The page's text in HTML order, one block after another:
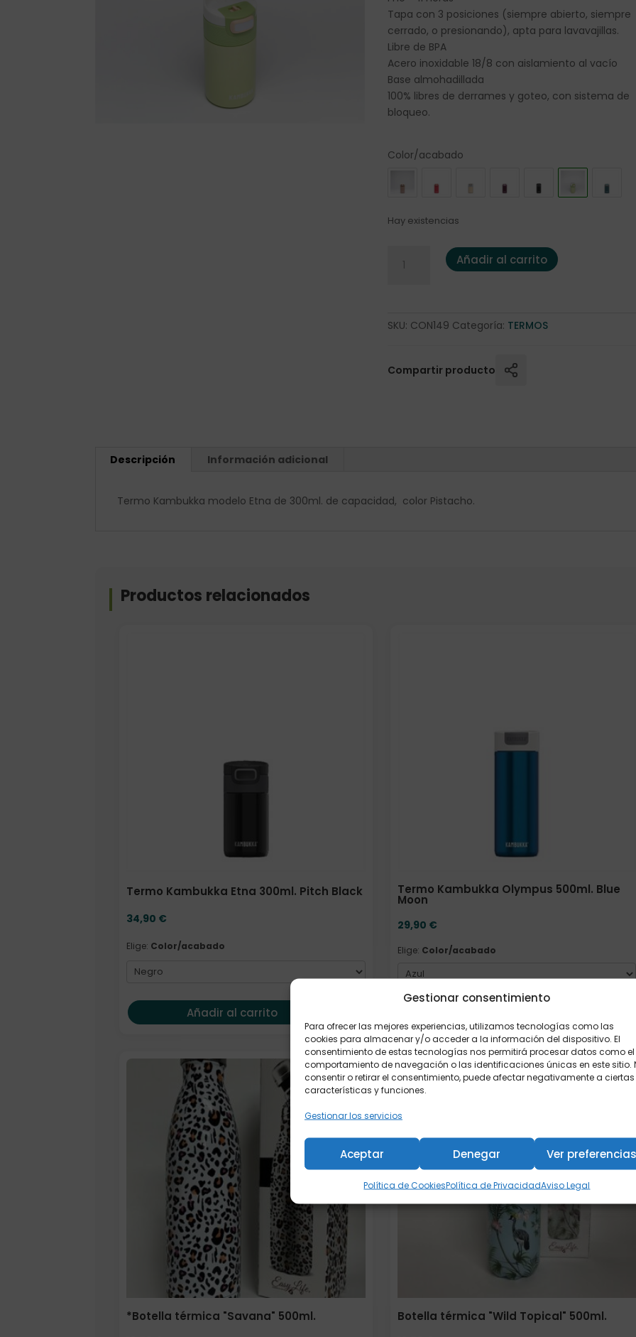
Gestionar consentimiento
Para ofrecer las mejores experiencias, utilizamos tecnologías como las
cookies para almacenar y/o acceder a la información del dispositivo. El
consentimiento de estas tecnologías nos permitirá procesar datos como el
comportamiento de navegación o las identificaciones únicas en este sitio.
consentir o retirar el consentimiento, puede afectar negativamente a ciertas
características y funciones.
Gestionar los servicios
Aceptar Denegar Ver
Política de CookiesPolítica de PrivacidadAviso Legal
Tapa con 3 posiciones (siempre abierto, siempre
cerrado, o presionando), apta para lavavajillas.
Libre de BPA
Acero inoxidable 18/8 con aislamiento al vacío
Base almohadillada
100% libres de derrames y goteo, con sistema de
bloqueo.
Color/acabado
Hay existencias
Termo Kambukka Etna 300ml. Perfect Pistachio
Añadir al carrito
SKU: CON149 Categoría: TERMOS
Compartir producto
Descripción Información adicional
Termo Kambukka modelo Etna de 300ml. de capacidad, color Pistacho.
Productos relacionados
Termo Kambukka Etna 300ml. Pitch Black
34,90 €
Elige: Color/acabado
Añadir al carrito
Termo Kambukka Olympus 500ml. Blue
Moon
29,90 €
Elige: Color/acabado
*Botella térmica "Savana" 500ml. Botella térmica "Wild Topical" 500ml.